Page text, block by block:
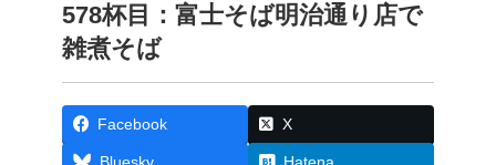
578杯目：富士そば明治通り店で
雑煮そば
Facebook X